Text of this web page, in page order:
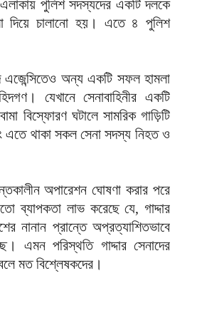
পুলিশ সদস্যদের একটি দলকে
দিয়ে চালানো হয়। এতে ৪ পুলিশ
এজেন্সিতেও অন্য একটি সফল হামলা
যেখানে সেনাবাহিনীর একটি
বিস্ফোরণ ঘটালে সামরিক গাড়িটি
এতে থাকা সকল সেনা সদস্য নিহত ও
অপারেশন ঘোষণা করার পরে
ব্যাপকতা লাভ করেছে যে, গাদ্দার
নানান প্রান্তে অপ্রত্যাশিতভাবে
এমন পরিস্থতি গাদ্দার সেনাদের
মত বিশ্লেষকদের।